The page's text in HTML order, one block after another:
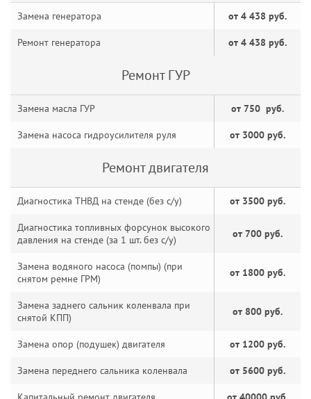
Замена генератора от 4 438 руб.
Ремонт генератора от 4 438 руб.
Ремонт ГУР
Замена масла ГУР от 750 руб.
Замена насоса гидроусилителя руля от 3000 руб.
Ремонт двигателя
Диагностика ТНВД на стенде (без с/у) от 3500 руб.
Диагностика топливных форсунок высокого
давления на стенде (за 1 шт. без с/у)
от 700 руб.
Замена водяного насоса (помпы) (при
снятом ремне ГРМ)
от 1800 руб.
Замена заднего сальник коленвала при
снятой КПП)
от 800 руб.
Замена опор (подушек) двигателя от 1200 руб.
Замена переднего сальника коленвала от 5600 руб.